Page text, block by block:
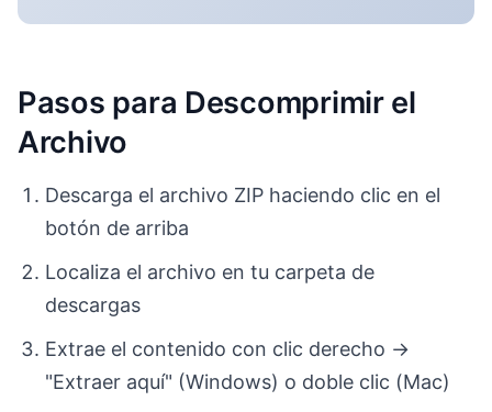
Pasos para Descomprimir el
Archivo
Descarga el archivo ZIP haciendo clic en el
botón de arriba
Localiza el archivo en tu carpeta de
descargas
Extrae el contenido con clic derecho →
"Extraer aquí" (Windows) o doble clic (Mac)